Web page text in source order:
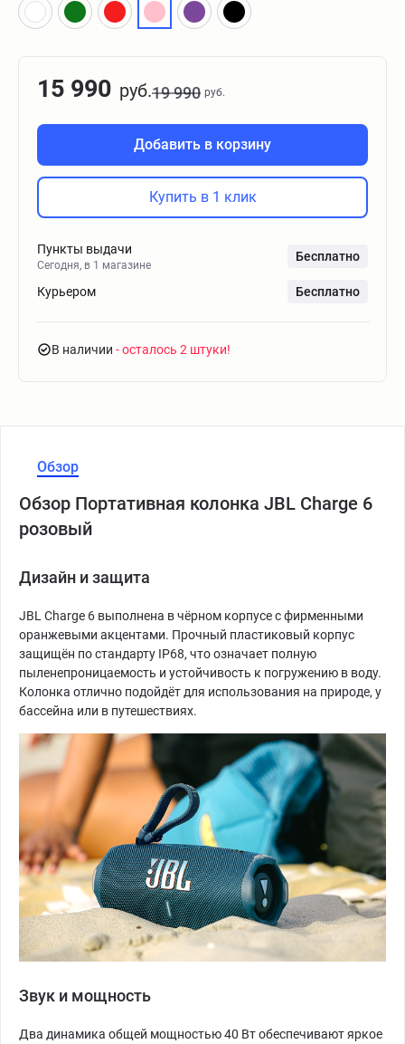
15 990 руб.19 990 руб.
Добавить в корзину
Купить в 1 клик
Пункты выдачи
Сегодня, в 1 магазине
Бесплатно
Курьером Бесплатно
В наличии - осталось 2 штуки
Обзор
Обзор Портативная колонка JBL Charge 6
розовый
Дизайн и защита
JBL Charge 6 выполнена в чёрном корпусе с фирменными
оранжевыми акцентами. Прочный пластиковый корпус
защищён по стандарту IP68, что означает полную
пыленепроницаемость и устойчивость к погружению в воду.
Колонка отлично подойдёт для использования на природе, у
бассейна или в путешествиях.
Звук и мощность
Два динамика общей мощностью 40 Вт обеспечивают яркое